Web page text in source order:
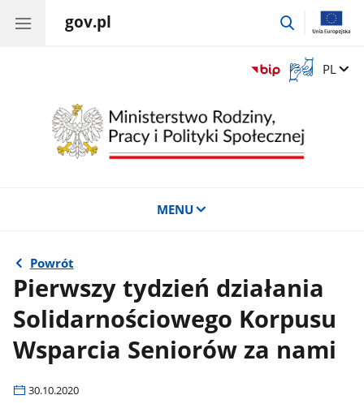
gov.pl
przejdź
Otwórz
okno
języka
migowego
Zmień
PL
MENU
Powrót
Pierwszy tydzień działania
Solidarnościowego Korpusu
Wsparcia Seniorów za nami
30.10.2020